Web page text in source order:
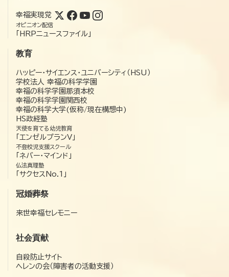
幸福実現党
オピニオン配信
「HRPニュースファイル」
教育
ハッピー・サイエンス・ユニバーシティ（HSU）
学校法人 幸福の科学学園
幸福の科学学園那須本校
幸福の科学学園関西校
幸福の科学大学(仮称/現在構想中)
HS政経塾
天使を育てる幼児教育
「エンゼルプランV」
不登校児支援スクール
「ネバー・マインド」
仏法真理塾
「サクセスNo.1」
冠婚葬祭
来世幸福セレモニー
社会貢献
自殺防止サイト
ヘレンの会（障害者の活動支援）